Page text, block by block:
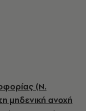
(Ν.
μηδενική ανοχή